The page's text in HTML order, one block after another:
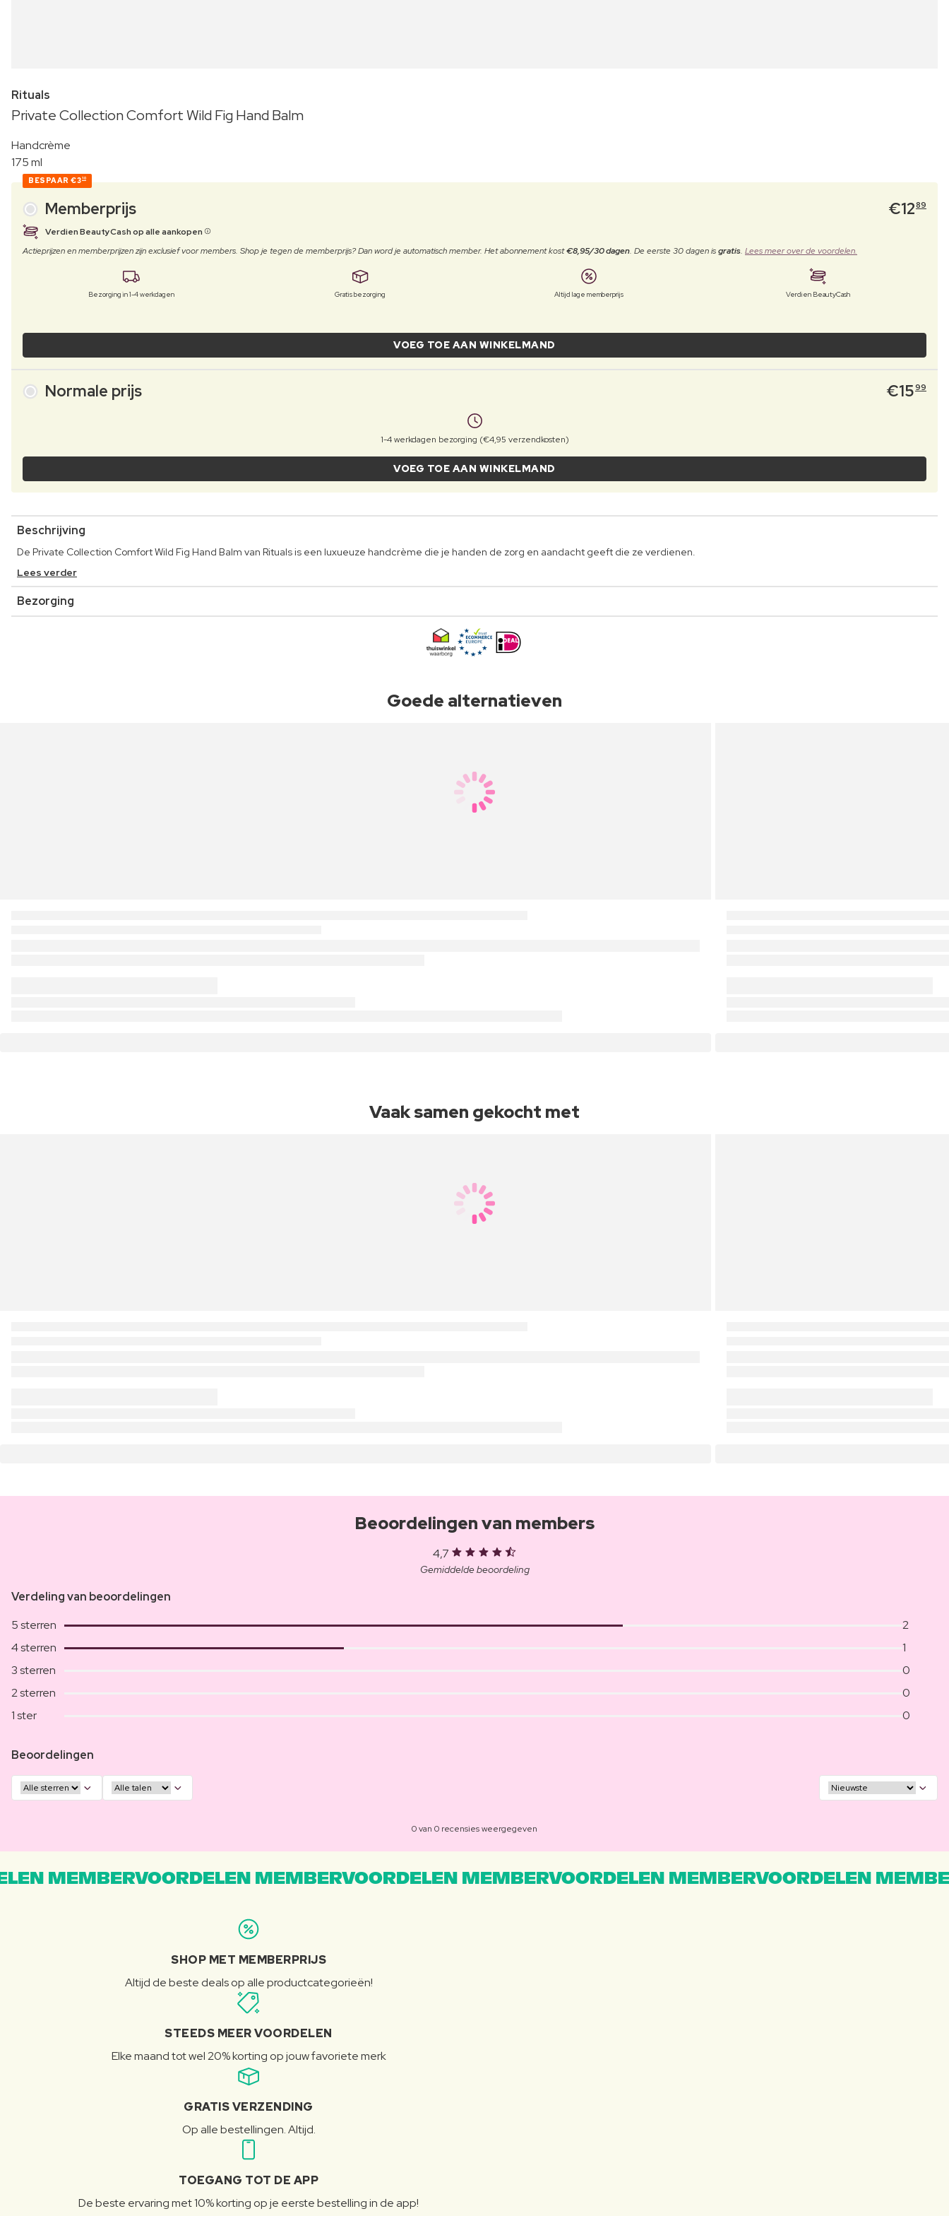
Rituals
Private Collection Comfort Wild Fig Hand Balm
Handcrème
175 ml
BESPAAR €310
Memberprijs €1289
Verdien BeautyCash op alle aankopen
Actieprijzen en memberprijzen zijn exclusief voor members. Shop je tegen de memberprijs? Dan word je automatisch member. Het abonnement kost€8,95/30 dagen. De eerste 30 dagen isgratis. Lees meer over de voordelen.
Bezorging in 1-4 werkdagen Gratis bezorging Altijd lage memberprijs Verdien BeautyCash
VOEG TOE AAN WINKELMAND
Normale prijs €1599
1-4 werkdagen bezorging (€4,95 verzendkosten)
VOEG TOE AAN WINKELMAND
Beschrijving
De Private Collection Comfort Wild Fig Hand Balm van Rituals is een luxueuze handcrème die je handen de zorg en aandacht geeft die ze verdienen.
Lees verder
Bezorging
Goede alternatieven
Vaak samen gekocht met
Beoordelingen van members
4,7
Gemiddelde beoordeling
Verdeling van beoordelingen
5 sterren
2
4 sterren
1
3 sterren
0
2 sterren
0
1 ster
0
Beoordelingen
0 van 0 recensies weergegeven
MEMBERVOORDELEN MEMBERVOORDELEN MEMBERVOORDELEN MEMBERVOORDELEN
SHOP MET MEMBERPRIJS
Altijd de beste deals op alle productcategorieën!
STEEDS MEER VOORDELEN
Elke maand tot wel 20% korting op jouw favoriete merk
GRATIS VERZENDING
Op alle bestellingen. Altijd.
TOEGANG TOT DE APP
De beste ervaring met 10% korting op je eerste bestelling in de app!